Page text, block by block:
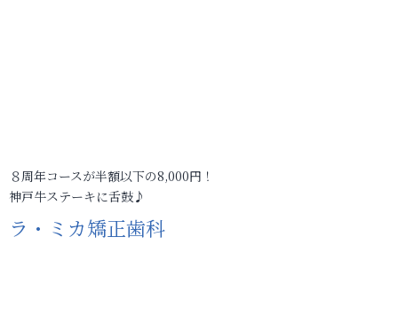
８周年コースが半額以下の8,000円！
神戸牛ステーキに舌鼓♪
ラ・ミカ矯正歯科